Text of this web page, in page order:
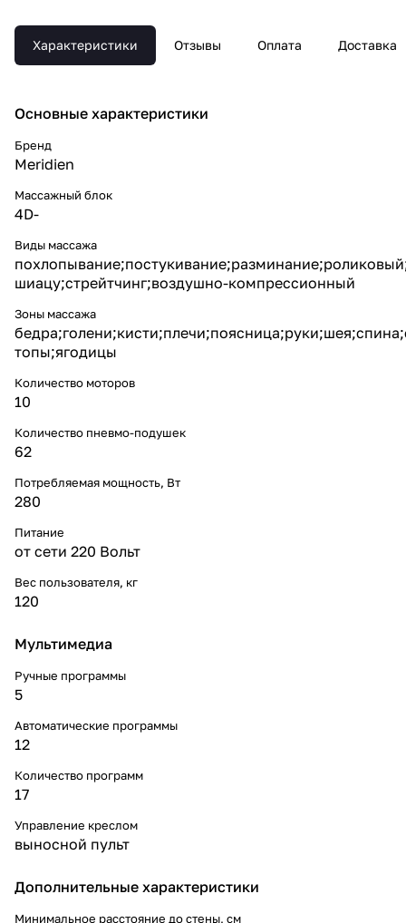
Характеристики Отзывы Оплата Доставка
Основные xарактеристики
Бренд
Meridien
Массажный блок
4D-
Виды массажа
шиацу;стрейтчинг;воздушно-компрессионный
Зоны массажа
топы;ягодицы
Количество моторов
10
Количество пневмо-подушек
62
Потребляемая мощность, Вт
280
Питание
от сети 220 Вольт
Вес пользователя, кг
120
Мультимедиа
Ручные программы
5
Автоматические программы
12
Количество программ
17
Управление креслом
выносной пульт
Дополнительные xарактеристики
Минимальное расстояние до стены, см